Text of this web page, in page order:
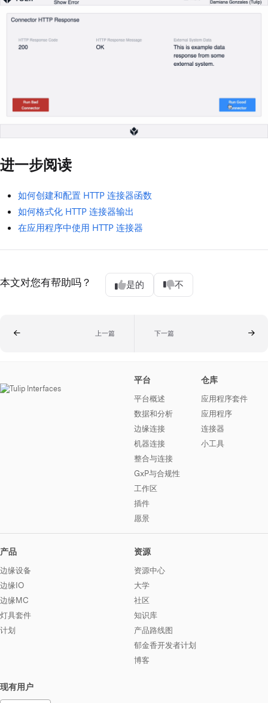
进一步阅读
如何创建和配置 HTTP 连接器函数
如何格式化 HTTP 连接器输出
在应用程序中使用 HTTP 连接器
本文对您有帮助吗？ 是的 不
上一篇 下一篇
平台
平台概述
数据和分析
边缘连接
机器连接
整合与连接
GxP与合规性
工作区
插件
愿景
仓库
应用程序套件
应用程序
连接器
小工具
产品
边缘设备
边缘IO
边缘MC
灯具套件
计划
资源
资源中心
大学
社区
知识库
产品路线图
郁金香开发者计划
博客
现有用户